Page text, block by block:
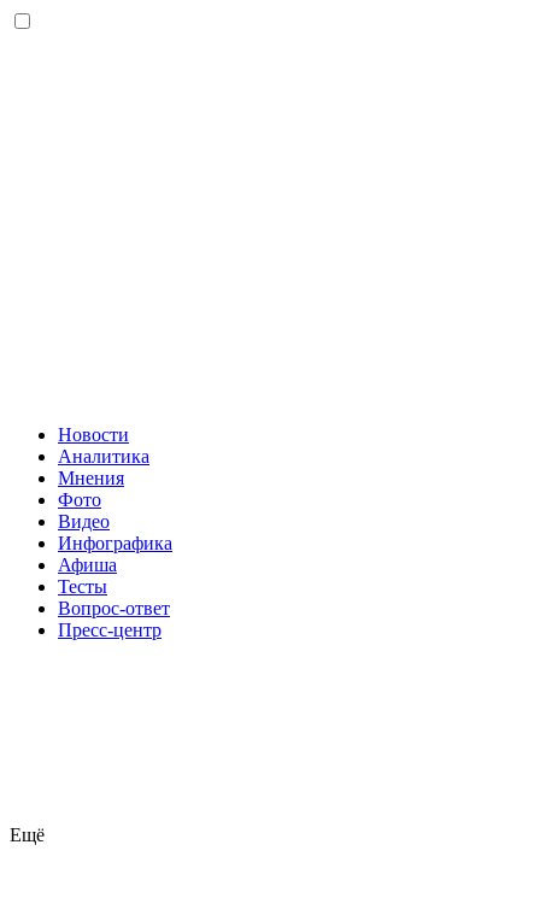
Новости
Аналитика
Мнения
Фото
Видео
Инфографика
Афиша
Тесты
Вопрос-ответ
Пресс-центр
Ещё